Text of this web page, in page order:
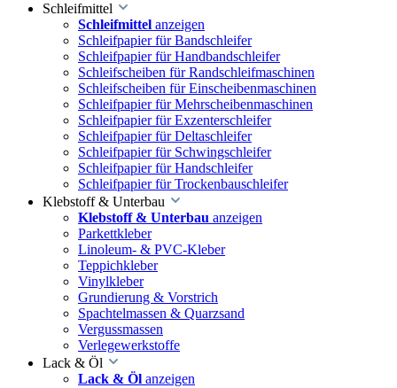
Schleifmittel
Schleifmittel anzeigen
Schleifpapier für Bandschleifer
Schleifpapier für Handbandschleifer
Schleifscheiben für Randschleifmaschinen
Schleifscheiben für Einscheibenmaschinen
Schleifpapier für Mehrscheibenmaschinen
Schleifpapier für Exzenterschleifer
Schleifpapier für Deltaschleifer
Schleifpapier für Schwingschleifer
Schleifpapier für Handschleifer
Schleifpapier für Trockenbauschleifer
Klebstoff & Unterbau
Klebstoff & Unterbau anzeigen
Parkettkleber
Linoleum- & PVC-Kleber
Teppichkleber
Vinylkleber
Grundierung & Vorstrich
Spachtelmassen & Quarzsand
Vergussmassen
Verlegewerkstoffe
Lack & Öl
Lack & Öl anzeigen